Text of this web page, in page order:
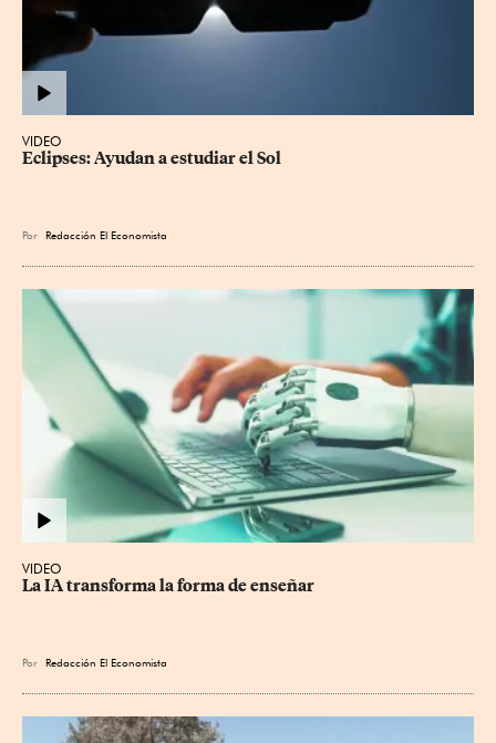
VIDEO
Eclipses: Ayudan a estudiar el Sol
Por Redacción El Economista
VIDEO
La IA transforma la forma de enseñar
Por Redacción El Economista